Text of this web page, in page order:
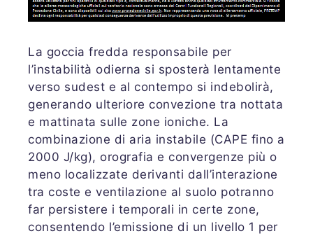
La goccia fredda responsabile per
l’instabilità odierna si sposterà lentamente
verso sudest e al contempo si indebolirà,
generando ulteriore convezione tra nottata
e mattinata sulle zone ioniche. La
combinazione di aria instabile (CAPE fino a
2000 J/kg), orografia e convergenze più o
meno localizzate derivanti dall’interazione
tra coste e ventilazione al suolo potranno
far persistere i temporali in certe zone,
consentendo l’emissione di un livello 1 per